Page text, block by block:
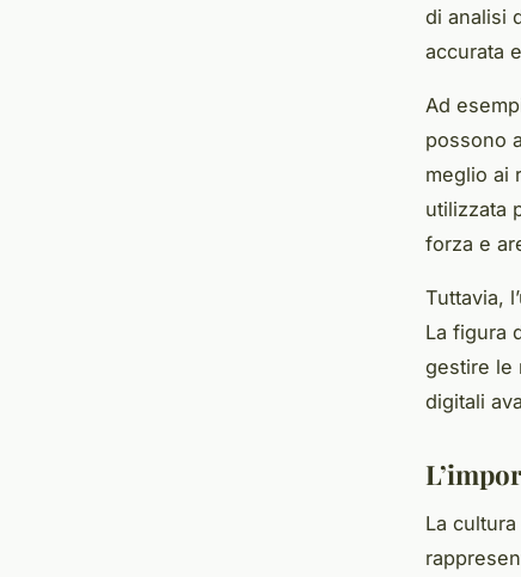
di analisi
accurata
Ad
possono
meglio ai
utilizzata
forza e
Tuttavia,
La figura
gestire le
digitali
La